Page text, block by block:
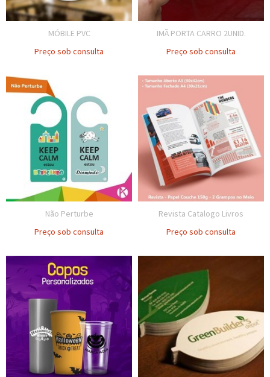
MÓBILE PVC
Preço sob consulta
IMÃ PORTA CARRO 2UNID.
Preço sob consulta
Não Perturbe
Preço sob consulta
Revista Catalogo Livros
Preço sob consulta